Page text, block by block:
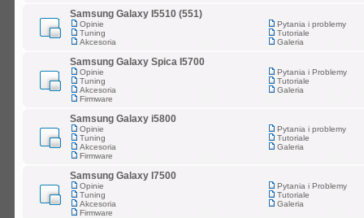
Samsung Galaxy I5510 (551)
Opinie
Pytania i problemy
Tuning
Tutoriale
Akcesoria
Galeria
Samsung Galaxy Spica I5700
Opinie
Pytania i Problemy
Tuning
Tutoriale
Akcesoria
Galeria
Firmware
Samsung Galaxy i5800
Opinie
Pytania i problemy
Tuning
Tutoriale
Akcesoria
Galeria
Firmware
Samsung Galaxy I7500
Opinie
Pytania i Problemy
Tuning
Tutoriale
Akcesoria
Galeria
Firmware